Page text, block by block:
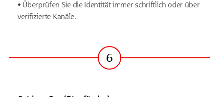
• Überprüfen Sie die Identität immer schriftlich oder über
verifizierte Kanäle.
Schritt
6